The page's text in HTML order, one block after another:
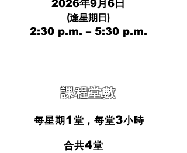
2026年9月6日
(逢星期日)
2:30 p.m. – 5:30 p.m.
課程堂數
每星期 1 堂，每堂3小時
合共4堂